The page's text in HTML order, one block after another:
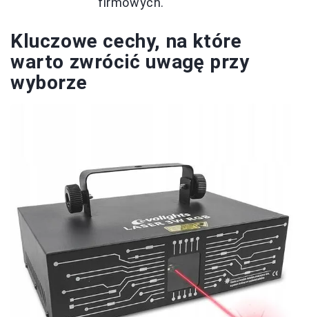
Kluczowe cechy, na które
warto zwrócić uwagę przy
wyborze